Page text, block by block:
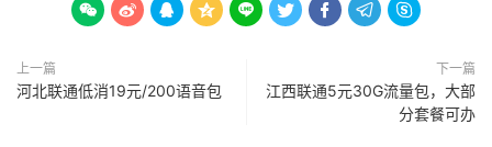
        
上一篇
河北联通低消19元/200语音包
下一篇
江西联通5元30G流量包，大部
分套餐可办